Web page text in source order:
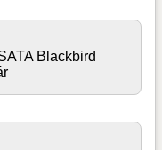
Blackbird